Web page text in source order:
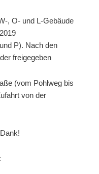
, O- und L-Gebäude
P). Nach den
freigegeben
(vom Pohlweg bis
von der